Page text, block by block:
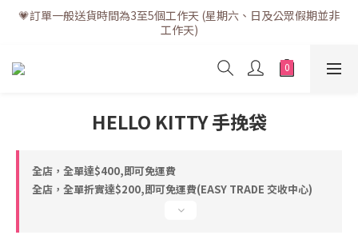
💗訂單一般送貨時間為3至5個工作天 (星期六、日及公眾假期並非
工作天)
💗訂單一般送貨時間為3至5個工作天 (星期六、日及公眾假期並非
工作天)
💗折實滿$400免運費 | 滿$200免自取點運費
💗立即下載全新會員APP享有專屬會員禮遇
💗訂單一般送貨時間為3至5個工作天 (星期六、日及公眾假期並非
工作天)
HELLO KITTY 手挽袋
全店，全單達$400,即可免運費
全店，全單折實達$200,即可免運費(EASY TRADE 交收中心)